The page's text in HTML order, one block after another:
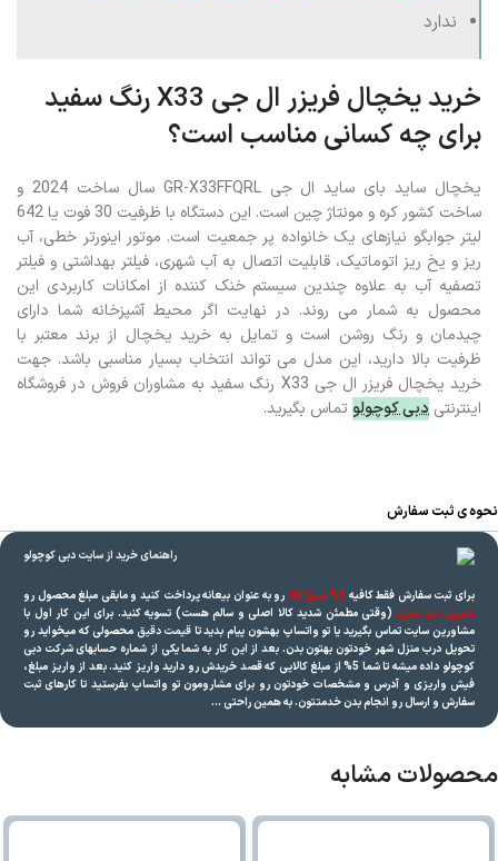
ندارد
خرید یخچال فریزر ال جی X33 رنگ سفید
برای چه کسانی مناسب است؟
یخچال ساید بای ساید ال جی GR-X33FFQRL سال ساخت 2024 و
ساخت کشور کره و مونتاژ چین است. این دستگاه با ظرفیت 30 فوت یا 642
لیتر جوابگو نیازهای یک خانواده پر جمعیت است. موتور اینورتر خطی، آب
ریز و یخ ریز اتوماتیک، قابلیت اتصال به آب شهری، فیلتر بهداشتی و فیلتر
تصفیه آب به علاوه چندین سیستم خنک کننده از امکانات کاربردی این
محصول به شمار می روند. در نهایت اگر محیط آشپزخانه شما دارای
چیدمان و رنگ روشن است و تمایل به خرید یخچال از برند معتبر با
ظرفیت بالا دارید، این مدل می تواند انتخاب بسیار مناسبی باشد. جهت
خرید یخچال فریزر ال جی X33 رنگ سفید به مشاوران فروش در فروشگاه
اینترنتی دبی کوچولوتماس بگیرید.
نحوه ی ثبت سفارش
برای ثبت سفارش فقط کافیه 5% مبلغ کالا
رو به عنوان بیعانه پرداخت کنید و مابقی مبلغ محصول رو
تحویل درب منزل (وقتی مطمئن شدید کالا اصلی و سالم هست) تسویه کنید. برای این کار اول با
مشاورین سایت تماس بگیرید یا تو واتساپ بهشون پیام بدید تاقیمت دقیق محصولی که میخواید رو
تحویل درب منزل شهر خودتون بهتون بدن. بعد از این کار به شما یکی از شماره حسابهای شرکت دبی
کوچولو داده میشه تا شما 5% از مبلغ کالایی که قصد خریدش رو دارید واریز کنید. بعد از واریز مبلغ،
فیش واریزی و آدرس و مشخصات خودتون رو برای مشارومون تو واتساپ بفرستید تا کارهای ثبت
سفارش و ارسال رو انجام بدن خدمتتون. به همین راحتی …
محصولات مشابه